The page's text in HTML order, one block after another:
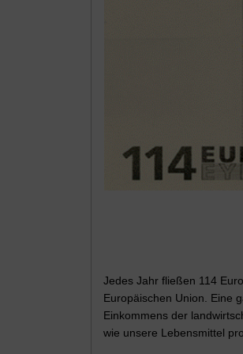
Jedes Jahr fließen 114
Europäischen Union. Eine
Einkommens der
wie unsere Lebensmittel